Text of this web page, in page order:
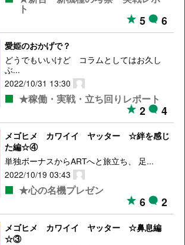
ト
5 6
愛姫のおかげで？
どうでもいいけど コラムとしてはお久し
ぶ...
2022/10/31 13:30
★稼働・実戦・立ち回りレポート
2 4
メゴヒメ カワイイ ヤッター ☆絆を感じ
た編☆④
単独ボーナスからARTへと旅立ち、 足...
2022/10/19 03:43
★心の名機プレゼン
6 2
メゴヒメ カワイイ ヤッター ☆鼻息編
☆③